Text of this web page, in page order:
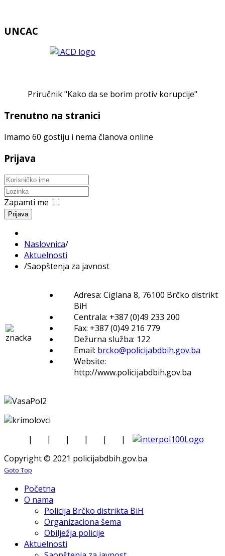
UNCAC
Priručnik "Kako da se borim protiv korupcije"
Trenutno na stranici
Imamo 60 gostiju i nema članova online
Prijava
Zapamti me
Prijava
Naslovnica/
Aktuelnosti
/Saopštenja za javnost
Adresa: Ciglana 8, 76100 Brčko distrikt
BiH
Centrala: +387 (0)49 233 200
Fax: +387 (0)49 216 779
Dežurna služba: 122
Email: brcko@policijabdbih.gov.ba
Website:
http://www.policijabdbih.gov.ba
| | | | |
|
Copyright © 2021 policijabdbih.gov.ba
Goto Top
Početna
O nama
Policija Brčko distrikta BiH
Organizaciona šema
Obilježja policije
Aktuelnosti